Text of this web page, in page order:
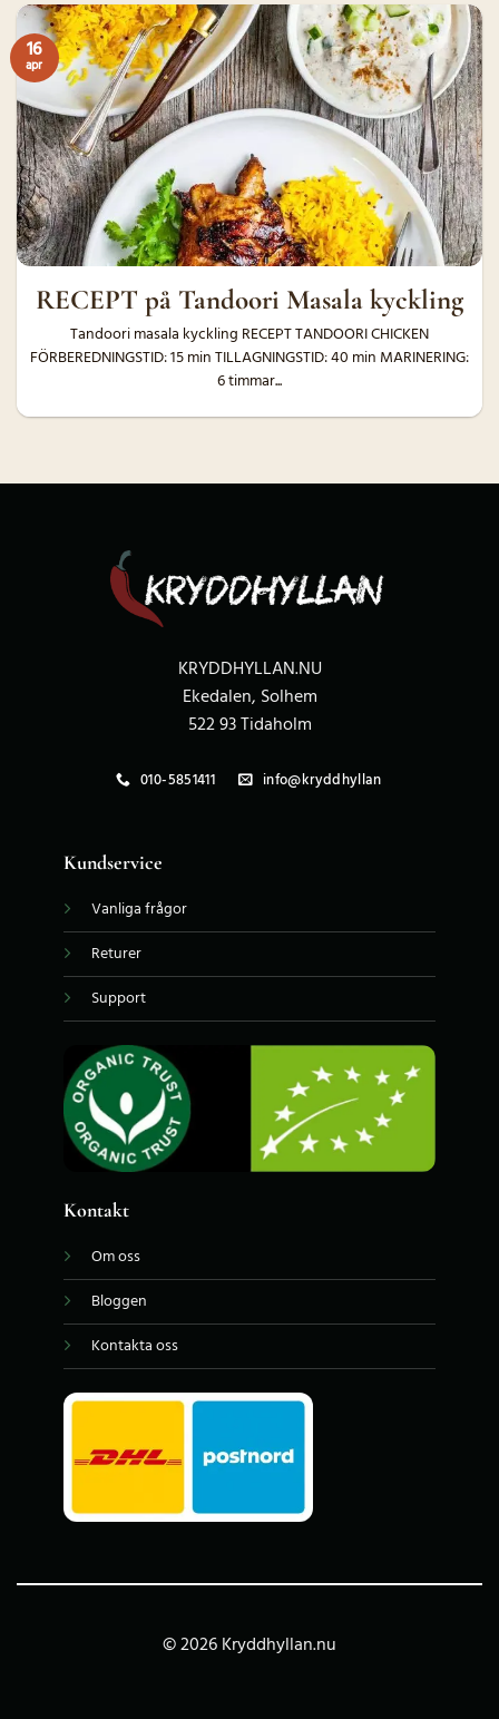
RECEPT på Tandoori Masala kyckling
Tandoori masala kyckling RECEPT TANDOORI CHICKEN
FÖRBEREDNINGSTID: 15 min TILLAGNINGSTID: 40 min MARINERING:
6 timmar...
16
apr
KRYDDHYLLAN.NU
Ekedalen, Solhem
522 93 Tidaholm
010-5851411 info@kryddhyllan
Kundservice
Vanliga frågor
Returer
Support
Kontakt
Om oss
Bloggen
Kontakta oss
© 2026 Kryddhyllan.nu